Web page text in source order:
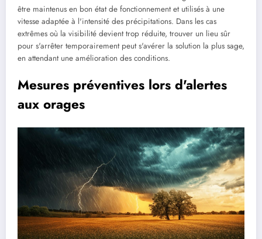
être maintenus en bon état de fonctionnement et utilisés à une
vitesse adaptée à l'intensité des précipitations. Dans les cas
extrêmes où la visibilité devient trop réduite, trouver un lieu sûr
pour s'arrêter temporairement peut s'avérer la solution la plus sage,
en attendant une amélioration des conditions.
Mesures préventives lors d'alertes
aux orages